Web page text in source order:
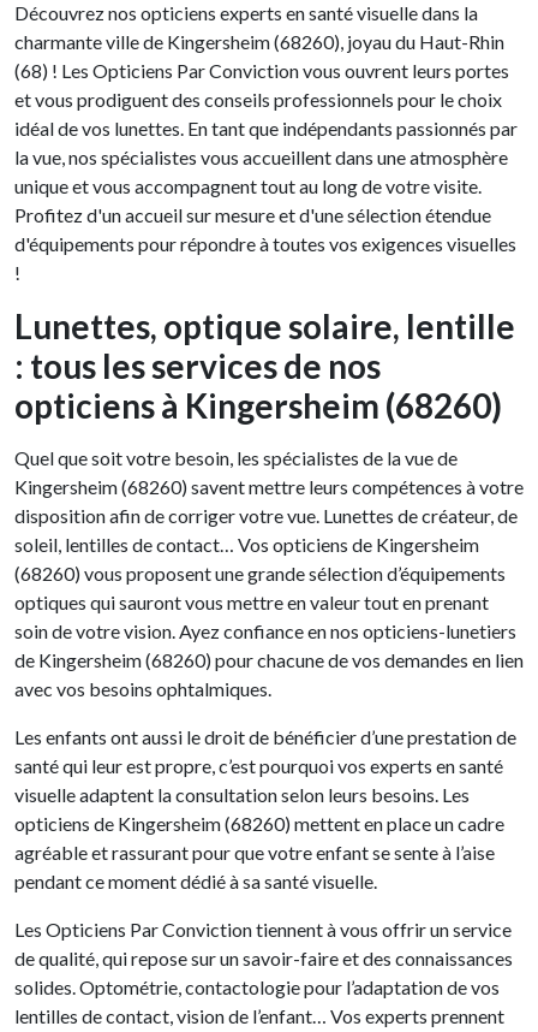
Découvrez nos opticiens experts en santé visuelle dans la
charmante ville de Kingersheim (68260), joyau du Haut-Rhin
(68) ! Les Opticiens Par Conviction vous ouvrent leurs portes
et vous prodiguent des conseils professionnels pour le choix
idéal de vos lunettes. En tant que indépendants passionnés par
la vue, nos spécialistes vous accueillent dans une atmosphère
unique et vous accompagnent tout au long de votre visite.
Profitez d'un accueil sur mesure et d'une sélection étendue
d'équipements pour répondre à toutes vos exigences visuelles
!
Lunettes, optique solaire, lentille
: tous les services de nos
opticiens à Kingersheim (68260)
Quel que soit votre besoin, les spécialistes de la vue de
Kingersheim (68260) savent mettre leurs compétences à votre
disposition afin de corriger votre vue. Lunettes de créateur, de
soleil, lentilles de contact… Vos opticiens de Kingersheim
(68260) vous proposent une grande sélection d’équipements
optiques qui sauront vous mettre en valeur tout en prenant
soin de votre vision. Ayez confiance en nos opticiens-lunetiers
de Kingersheim (68260) pour chacune de vos demandes en lien
avec vos besoins ophtalmiques.
Les enfants ont aussi le droit de bénéficier d’une prestation de
santé qui leur est propre, c’est pourquoi vos experts en santé
visuelle adaptent la consultation selon leurs besoins. Les
opticiens de Kingersheim (68260) mettent en place un cadre
agréable et rassurant pour que votre enfant se sente à l’aise
pendant ce moment dédié à sa santé visuelle.
Les Opticiens Par Conviction tiennent à vous offrir un service
de qualité, qui repose sur un savoir-faire et des connaissances
solides. Optométrie, contactologie pour l’adaptation de vos
lentilles de contact, vision de l’enfant… Vos experts prennent